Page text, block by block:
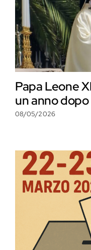
Papa Leone
un anno dopo
08/05/2026